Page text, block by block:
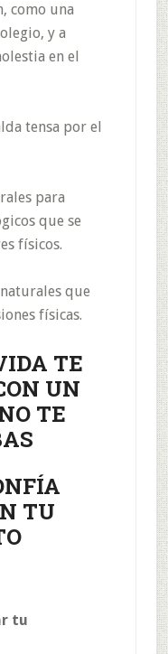
como una
y a
en el
tensa por el
para
que se
físicos.
que
físicas.
TE
UN
TE
TU
tu